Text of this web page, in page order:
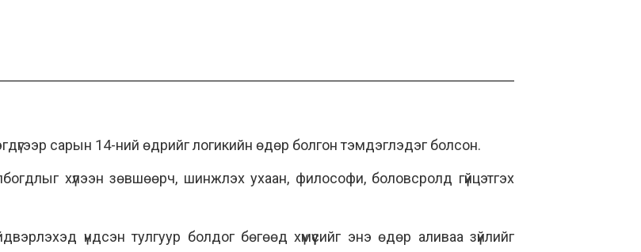
сарын 14-ний өдрийг логикийн өдөр болгон тэмдэглэдэг болсон.
хүлээн зөвшөөрч, шинжлэх ухаан, философи, боловсролд гүйцэтгэх
үндсэн тулгуур болдог бөгөөд хүмүүсийг энэ өдөр аливаа зүйлийг